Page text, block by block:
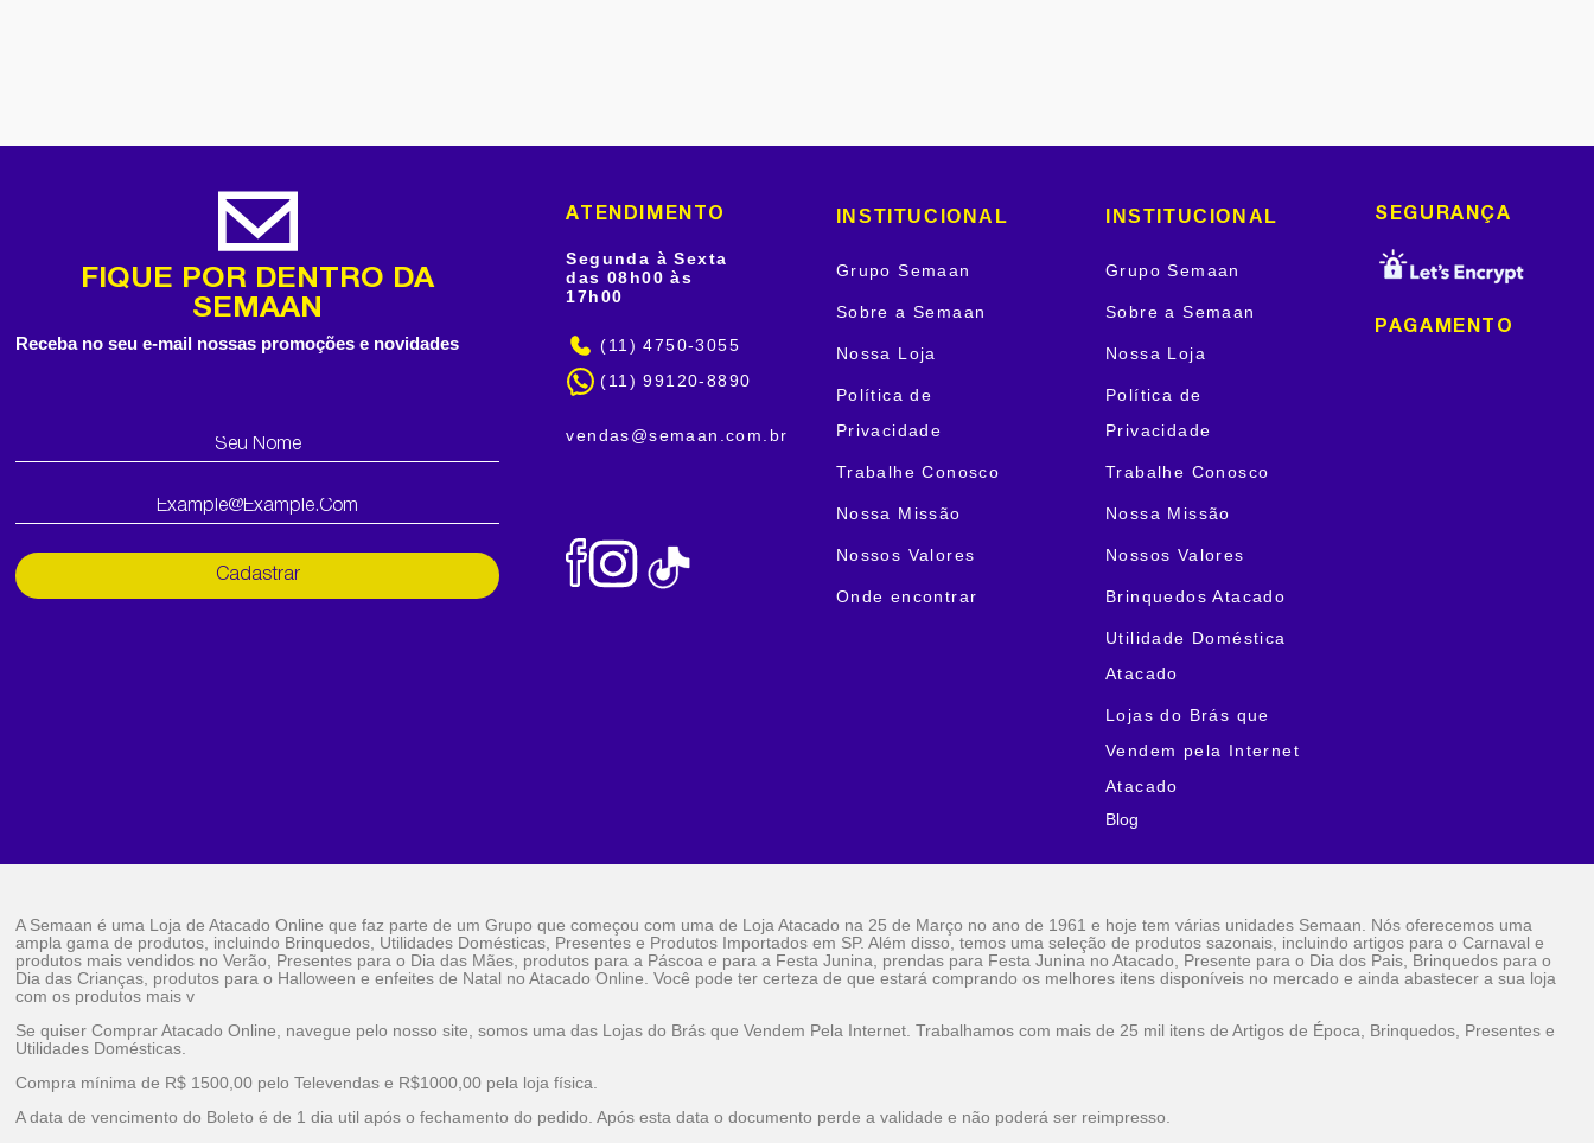
FIQUE POR DENTRO DA
SEMAAN
Receba no seu e-mail nossas promoções e novidades
Cadastrar
ATENDIMENTO
Segunda à Sexta
das 08h00 às
17h00
(11) 4750-3055
(11) 99120-8890
vendas@semaan.com.br
INSTITUCIONAL
Grupo Semaan
Sobre a Semaan
Nossa Loja
Política de
Privacidade
Trabalhe Conosco
Nossa Missão
Nossos Valores
Onde encontrar
INSTITUCIONAL
Grupo Semaan
Sobre a Semaan
Nossa Loja
Política de
Privacidade
Trabalhe Conosco
Nossa Missão
Nossos Valores
Brinquedos Atacado
Utilidade Doméstica
Atacado
Lojas do Brás que
Vendem pela Internet
Atacado
Blog
SEGURANÇA
PAGAMENTO
A Semaan é uma Loja de Atacado Online que faz parte de um Grupo que começou com uma de Loja Atacado na 25 de Março no ano de 1961 e hoje tem várias unidades Semaan. Nós oferecemos uma
ampla gama de produtos, incluindo Brinquedos, Utilidades Domésticas, Presentes e Produtos Importados em SP. Além disso, temos uma seleção de produtos sazonais, incluindo artigos para o Carnaval e
produtos mais vendidos no Verão, Presentes para o Dia das Mães, produtos para a Páscoa e para a Festa Junina, prendas para Festa Junina no Atacado, Presente para o Dia dos Pais, Brinquedos para o
Dia das Crianças, produtos para o Halloween e enfeites de Natal no Atacado Online. Você pode ter certeza de que estará comprando os melhores itens disponíveis no mercado e ainda abastecer a sua loja
com os produtos mais v
Se quiser Comprar Atacado Online, navegue pelo nosso site, somos uma das Lojas do Brás que Vendem Pela Internet. Trabalhamos com mais de 25 mil itens de Artigos de Época, Brinquedos, Presentes e
Utilidades Domésticas.
Compra mínima de R$ 1500,00 pelo Televendas e R$1000,00 pela loja física.
A data de vencimento do Boleto é de 1 dia util após o fechamento do pedido. Após esta data o documento perde a validade e não poderá ser reimpresso.